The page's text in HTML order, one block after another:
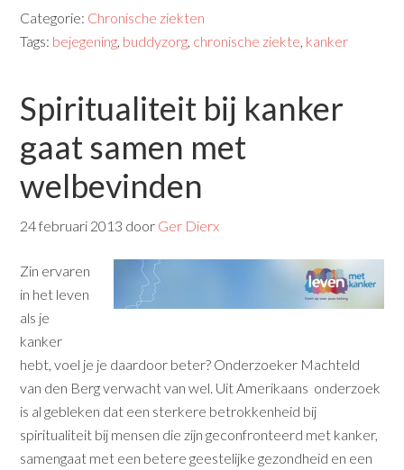
Categorie: Chronische ziekten
Tags: bejegening, buddyzorg, chronische ziekte, kanker
Spiritualiteit bij kanker
gaat samen met
welbevinden
24 februari 2013 door Ger Dierx
Zin ervaren
in het leven
als je
kanker
hebt, voel je je daardoor beter? Onderzoeker Machteld
van den Berg verwacht van wel. Uit Amerikaans onderzoek
is al gebleken dat een sterkere betrokkenheid bij
spiritualiteit bij mensen die zijn geconfronteerd met kanker,
samengaat met een betere geestelijke gezondheid en een